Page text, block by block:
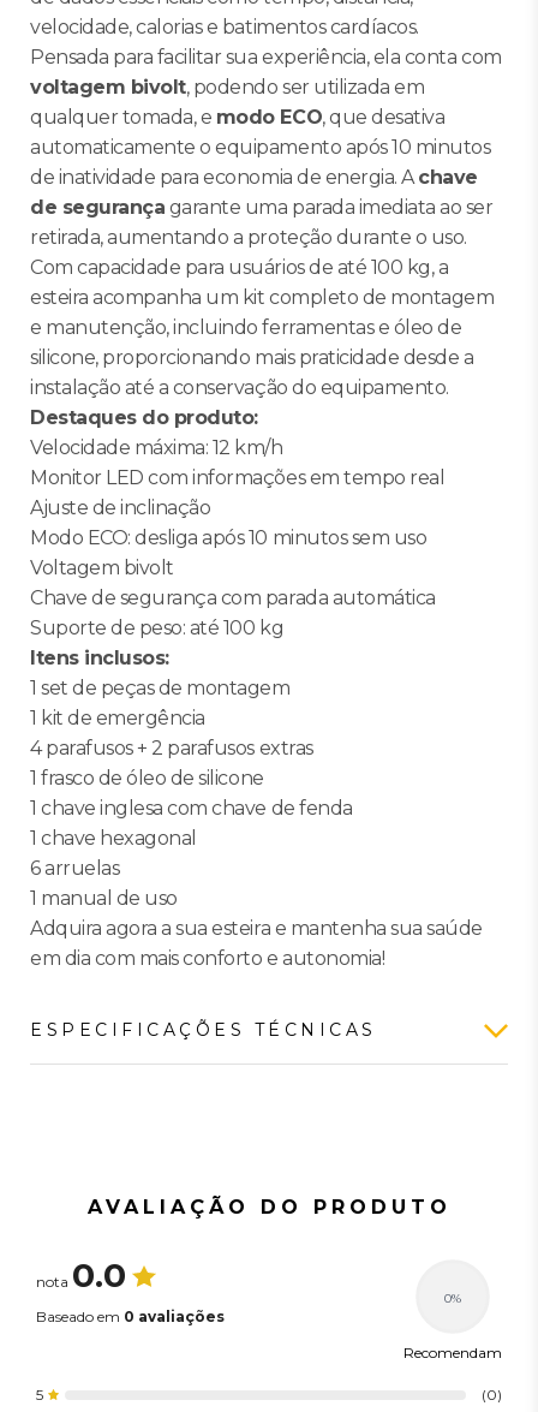
velocidade, calorias e batimentos cardíacos.
Pensada para facilitar sua experiência, ela conta com
voltagem bivolt, podendo ser utilizada em
qualquer tomada, e modo ECO, que desativa
automaticamente o equipamento após 10 minutos
de inatividade para economia de energia. Achave
de segurança garante uma parada imediata ao ser
retirada, aumentando a proteção durante o uso.
Com capacidade para usuários de até 100 kg, a
esteira acompanha um kit completo de montagem
e manutenção, incluindo ferramentas e óleo de
silicone, proporcionando mais praticidade desde a
instalação até a conservação do equipamento.
Destaques do produto:
Velocidade máxima: 12 km/h
Monitor LED com informações em tempo real
Ajuste de inclinação
Modo ECO: desliga após 10 minutos sem uso
Voltagem bivolt
Chave de segurança com parada automática
Suporte de peso: até 100 kg
Itens inclusos:
1 set de peças de montagem
1 kit de emergência
4 parafusos + 2 parafusos extras
1 frasco de óleo de silicone
1 chave inglesa com chave de fenda
1 chave hexagonal
6 arruelas
1 manual de uso
Adquira agora a sua esteira e mantenha sua saúde
em dia com mais conforto e autonomia!
ESPECIFICAÇÕES TÉCNICAS
AVALIAÇÃO DO PRODUTO
nota 0.0
Baseado em 0 avaliações
0%
Recomendam
5
(0)